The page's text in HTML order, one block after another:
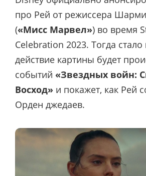
про Рей от режиссера
(«Мисс Марвел») во время
Celebration 2023. Тогда стало
действие картины будет
событий «Звездных войн:
Восход» и покажет, как Рей
Орден джедаев.